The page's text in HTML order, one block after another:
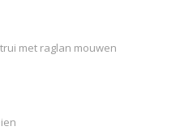
met raglan mouwen